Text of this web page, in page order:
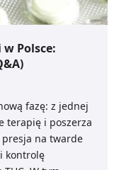
Polsce:
fazę: z jednej
terapię i poszerza
na twarde
kontrolę